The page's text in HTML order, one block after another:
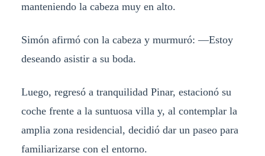
manteniendo la cabeza muy en alto.
Simón afirmó con la cabeza y murmuró: —Estoy
deseando asistir a su boda.
Luego, regresó a tranquilidad Pinar, estacionó su
coche frente a la suntuosa villa y, al contemplar la
amplia zona residencial, decidió dar un paseo para
familiarizarse con el entorno.